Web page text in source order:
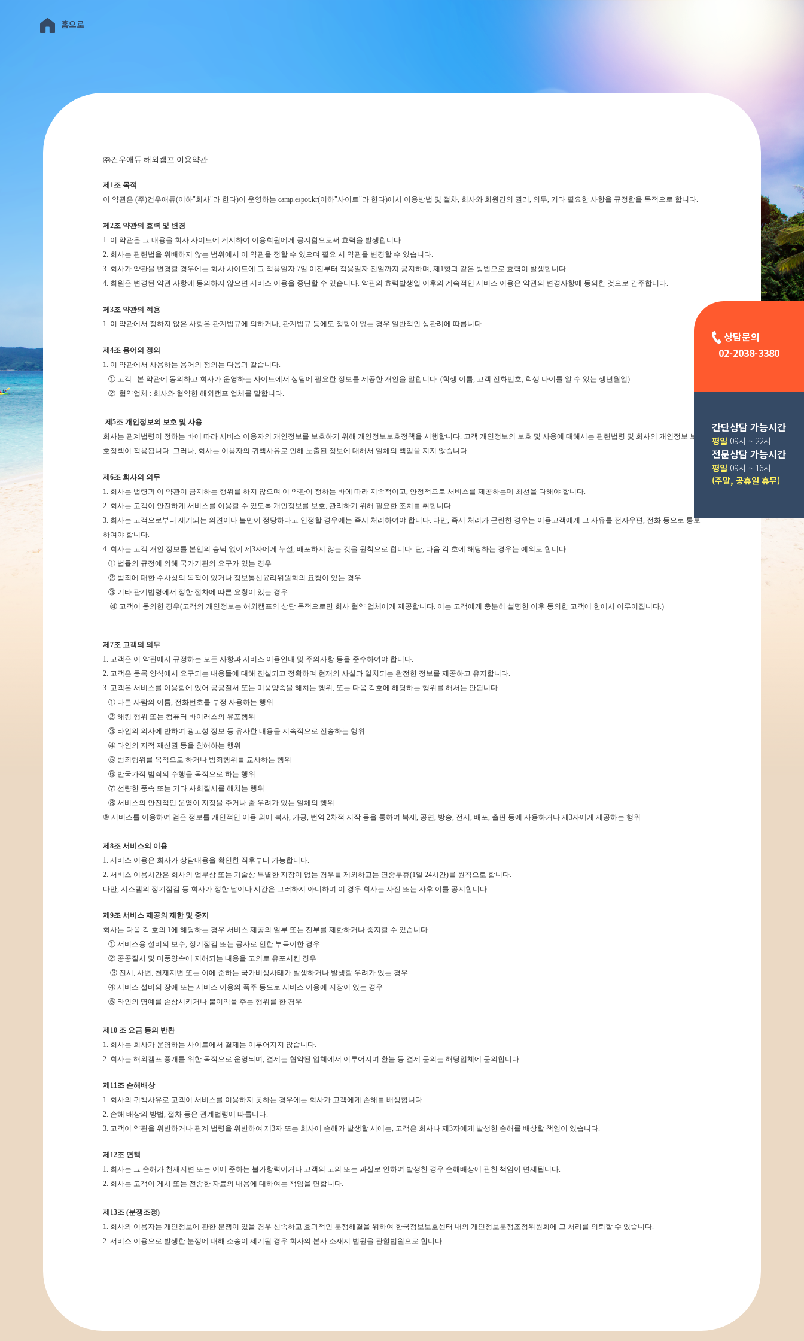
홈으로
㈜건우애듀 해외캠프 이용약관
제1조 목적
이 약관은 (주)건우애듀(이하"회사"라 한다)이 운영하는 camp.espot.kr(이하"사이트"라 한다)에서 이용방법 및 절차, 회사와 회원간의 권리, 의무, 기타 필요한 사항을 규정함을 목적으로 합니다.
제2조 약관의 효력 및 변경
1. 이 약관은 그 내용을 회사 사이트에 게시하여 이용회원에게 공지함으로써 효력을 발생합니다.
2. 회사는 관련법을 위배하지 않는 범위에서 이 약관을 정할 수 있으며 필요 시 약관을 변경할 수 있습니다.
3. 회사가 약관을 변경할 경우에는 회사 사이트에 그 적용일자 7일 이전부터 적용일자 전일까지 공지하며, 제1항과 같은 방법으로 효력이 발생합니다.
4. 회원은 변경된 약관 사항에 동의하지 않으면 서비스 이용을 중단할 수 있습니다. 약관의 효력발생일 이후의 계속적인 서비스 이용은 약관의 변경사항에 동의한 것으로 간주합니다.
제3조 약관의 적용
1. 이 약관에서 정하지 않은 사항은 관계법규에 의하거나, 관계법규 등에도 정함이 없는 경우 일반적인 상관례에 따릅니다.
제4조 용어의 정의
1. 이 약관에서 사용하는 용어의 정의는 다음과 같습니다.
① 고객 : 본 약관에 동의하고 회사가 운영하는 사이트에서 상담에 필요한 정보를 제공한 개인을 말합니다. (학생 이름, 고객 전화번호, 학생 나이를 알 수 있는 생년월일)
② 협약업체 : 회사와 협약한 해외캠프 업체를 말합니다.
제5조 개인정보의 보호 및 사용
회사는 관계법령이 정하는 바에 따라 서비스 이용자의 개인정보를 보호하기 위해 개인정보보호정책을 시행합니다. 고객 개인정보의 보호 및 사용에 대해서는 관련법령 및 회사의 개인정보 보
호정책이 적용됩니다. 그러나, 회사는 이용자의 귀책사유로 인해 노출된 정보에 대해서 일체의 책임을 지지 않습니다.
제6조 회사의 의무
1. 회사는 법령과 이 약관이 금지하는 행위를 하지 않으며 이 약관이 정하는 바에 따라 지속적이고, 안정적으로 서비스를 제공하는데 최선을 다해야 합니다.
2. 회사는 고객이 안전하게 서비스를 이용할 수 있도록 개인정보를 보호, 관리하기 위해 필요한 조치를 취합니다.
3. 회사는 고객으로부터 제기되는 의견이나 불만이 정당하다고 인정할 경우에는 즉시 처리하여야 합니다. 다만, 즉시 처리가 곤란한 경우는 이용고객에게 그 사유를 전자우편, 전화 등으로 통보
하여야 합니다.
4. 회사는 고객 개인 정보를 본인의 승낙 없이 제3자에게 누설, 배포하지 않는 것을 원칙으로 합니다. 단, 다음 각 호에 해당하는 경우는 예외로 합니다.
① 법률의 규정에 의해 국가기관의 요구가 있는 경우
② 범죄에 대한 수사상의 목적이 있거나 정보통신윤리위원회의 요청이 있는 경우
③ 기타 관계법령에서 정한 절차에 따른 요청이 있는 경우
④ 고객이 동의한 경우(고객의 개인정보는 해외캠프의 상담 목적으로만 회사 협약 업체에게 제공합니다. 이는 고객에게 충분히 설명한 이후 동의한 고객에 한에서 이루어집니다.)
제7조 고객의 의무
1. 고객은 이 약관에서 규정하는 모든 사항과 서비스 이용안내 및 주의사항 등을 준수하여야 합니다.
2. 고객은 등록 양식에서 요구되는 내용들에 대해 진실되고 정확하며 현재의 사실과 일치되는 완전한 정보를 제공하고 유지합니다.
3. 고객은 서비스를 이용함에 있어 공공질서 또는 미풍양속을 해치는 행위, 또는 다음 각호에 해당하는 행위를 해서는 안됩니다.
① 다른 사람의 이름, 전화번호를 부정 사용하는 행위
② 해킹 행위 또는 컴퓨터 바이러스의 유포행위
③ 타인의 의사에 반하여 광고성 정보 등 유사한 내용을 지속적으로 전송하는 행위
④ 타인의 지적 재산권 등을 침해하는 행위
⑤ 범죄행위를 목적으로 하거나 범죄행위를 교사하는 행위
⑥ 반국가적 범죄의 수행을 목적으로 하는 행위
⑦ 선량한 풍속 또는 기타 사회질서를 해치는 행위
⑧ 서비스의 안전적인 운영이 지장을 주거나 줄 우려가 있는 일체의 행위
⑨ 서비스를 이용하여 얻은 정보를 개인적인 이용 외에 복사, 가공, 번역 2차적 저작 등을 통하여 복제, 공연, 방송, 전시, 배포, 출판 등에 사용하거나 제3자에게 제공하는 행위
제8조 서비스의 이용
1. 서비스 이용은 회사가 상담내용을 확인한 직후부터 가능합니다.
2. 서비스 이용시간은 회사의 업무상 또는 기술상 특별한 지장이 없는 경우를 제외하고는 연중무휴(1일 24시간)를 원칙으로 합니다.
다만, 시스템의 정기점검 등 회사가 정한 날이나 시간은 그러하지 아니하며 이 경우 회사는 사전 또는 사후 이를 공지합니다.
제9조 서비스 제공의 제한 및 중지
회사는 다음 각 호의 1에 해당하는 경우 서비스 제공의 일부 또는 전부를 제한하거나 중지할 수 있습니다.
① 서비스용 설비의 보수, 정기점검 또는 공사로 인한 부득이한 경우
② 공공질서 및 미풍양속에 저해되는 내용을 고의로 유포시킨 경우
③ 전시, 사변, 천재지변 또는 이에 준하는 국가비상사태가 발생하거나 발생할 우려가 있는 경우
④ 서비스 설비의 장애 또는 서비스 이용의 폭주 등으로 서비스 이용에 지장이 있는 경우
⑤ 타인의 명예를 손상시키거나 불이익을 주는 행위를 한 경우
제10 조 요금 등의 반환
1. 회사는 회사가 운영하는 사이트에서 결제는 이루어지지 않습니다.
2. 회사는 해외캠프 중개를 위한 목적으로 운영되며, 결제는 협약된 업체에서 이루어지며 환불 등 결제 문의는 해당업체에 문의합니다.
제11조 손해배상
1. 회사의 귀책사유로 고객이 서비스를 이용하지 못하는 경우에는 회사가 고객에게 손해를 배상합니다.
2. 손해 배상의 방법, 절차 등은 관계법령에 따릅니다.
3. 고객이 약관을 위반하거나 관계 법령을 위반하여 제3자 또는 회사에 손해가 발생할 시에는, 고객은 회사나 제3자에게 발생한 손해를 배상할 책임이 있습니다.
제12조 면책
1. 회사는 그 손해가 천재지변 또는 이에 준하는 불가항력이거나 고객의 고의 또는 과실로 인하여 발생한 경우 손해배상에 관한 책임이 면제됩니다.
2. 회사는 고객이 게시 또는 전송한 자료의 내용에 대하여는 책임을 면합니다.
제13조 (분쟁조정)
1. 회사와 이용자는 개인정보에 관한 분쟁이 있을 경우 신속하고 효과적인 분쟁해결을 위하여 한국정보보호센터 내의 개인정보분쟁조정위원회에 그 처리를 의뢰할 수 있습니다.
2. 서비스 이용으로 발생한 분쟁에 대해 소송이 제기될 경우 회사의 본사 소재지 법원을 관할법원으로 합니다.
상담문의
02-2038-3380
간단상담 가능시간
평일 09시 ~ 22시
전문상담 가능시간
평일 09시 ~ 16시
(주말, 공휴일 휴무)